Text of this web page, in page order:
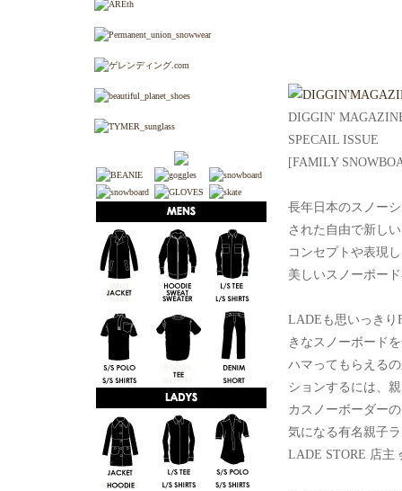
DIGGIN'
SPECAIL ISSUE
[FAMILY
長年日本のスノー
された自由で新し
コンセプトや表現
美しいスノーボー
LADEも思いっきり
きなスノーボード
ハマってもらえる
ションするには、
カスノーボーダー
気になる有名親子
LADE STORE 店主